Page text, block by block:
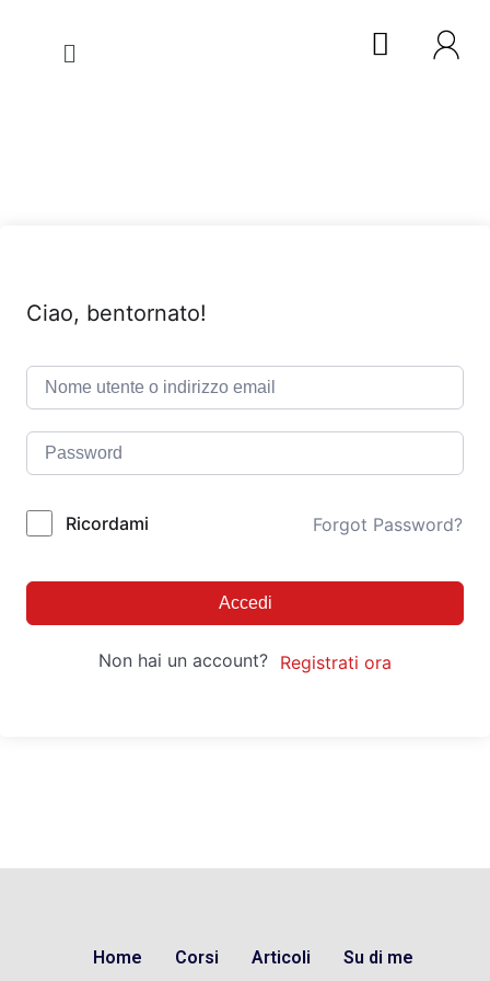
Ciao, bentornato!
Ricordami Forgot Password?
Accedi
Non hai un account? Registrati ora
Home Corsi Articoli Su di me